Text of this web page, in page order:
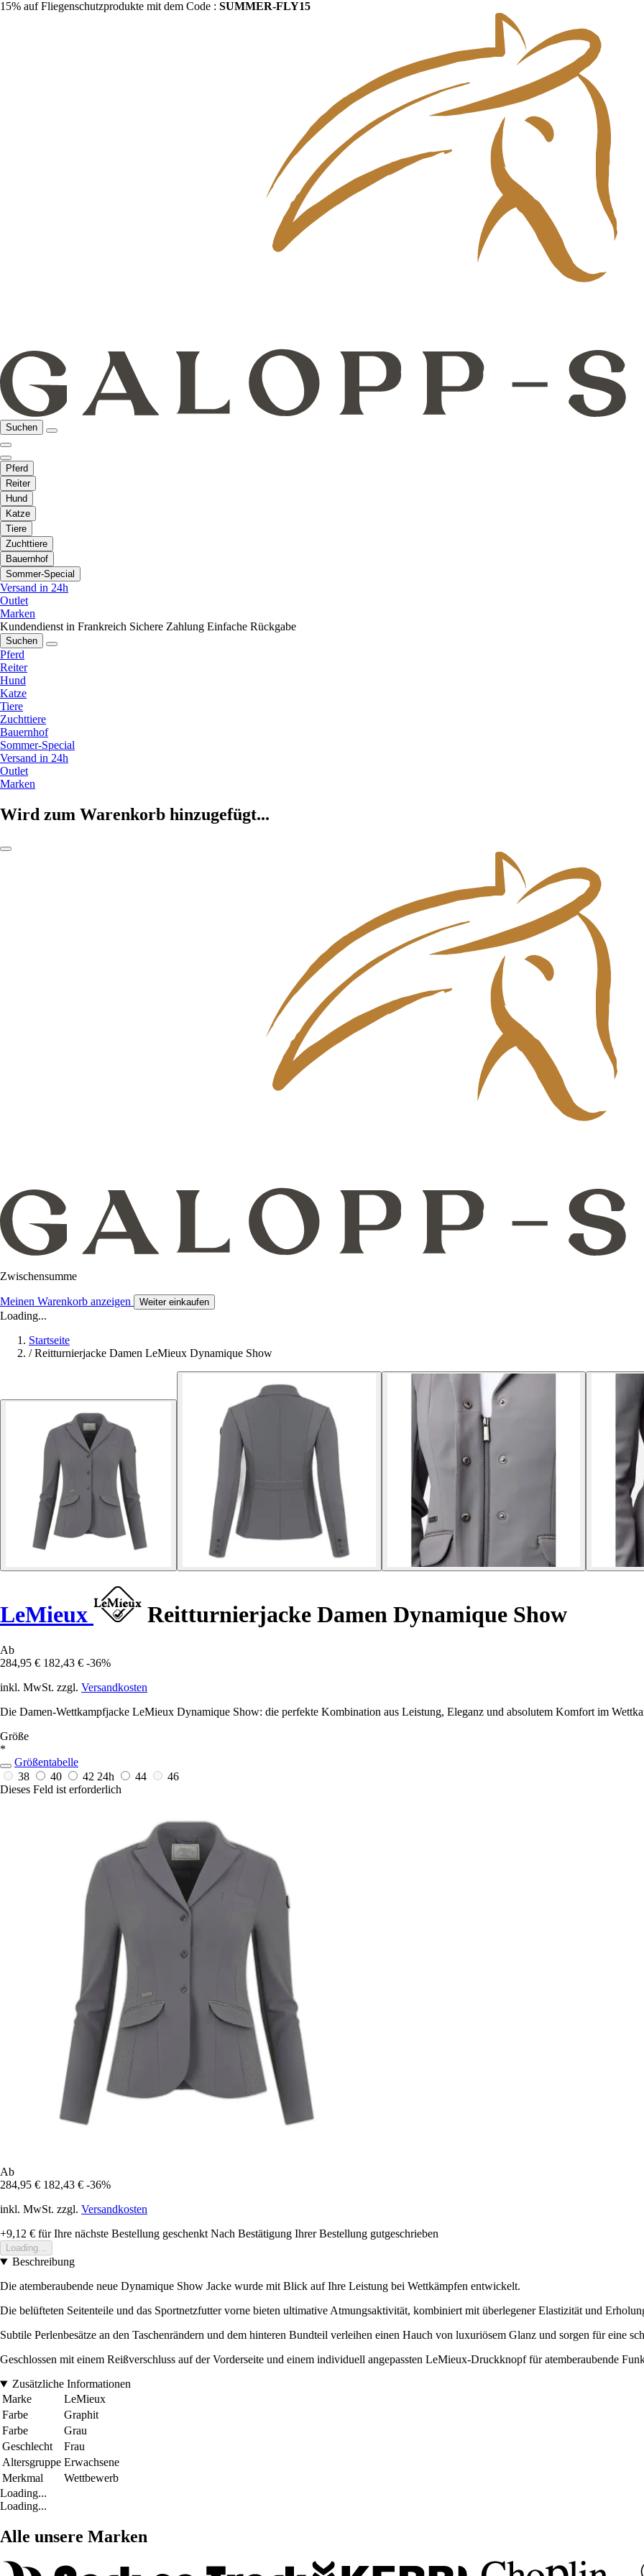
15% auf Fliegenschutzprodukte mit dem Code : SUMMER-FLY15
Suchen
Pferd
Reiter
Hund
Katze
Tiere
Zuchttiere
Bauernhof
Sommer-Special
Versand in 24h
Outlet
Marken
Kundendienst in Frankreich Sichere Zahlung Einfache Rückgabe
Suchen
Pferd
Reiter
Hund
Katze
Tiere
Zuchttiere
Bauernhof
Sommer-Special
Versand in 24h
Outlet
Marken
Wird zum Warenkorb hinzugefügt...
Zwischensumme
Meinen Warenkorb anzeigen Weiter einkaufen
Loading...
Startseite
/ Reitturnierjacke Damen LeMieux Dynamique Show
LeMieux Reitturnierjacke Damen Dynamique Show
Ab
284,95 € 182,43 € -36%
inkl. MwSt. zzgl. Versandkosten
Die Damen-Wettkampfjacke LeMieux Dynamique Show: die perfekte Kombination aus Leistung, Eleganz und absolutem Komfort im
Größe
*
Größentabelle
38
40 42 24h 44
46
Dieses Feld ist erforderlich
Ab
284,95 € 182,43 € -36%
inkl. MwSt. zzgl. Versandkosten
+9,12 € für Ihre nächste Bestellung geschenkt Nach Bestätigung Ihrer Bestellung gutgeschrieben
Loading...
Beschreibung
Die atemberaubende neue Dynamique Show Jacke wurde mit Blick auf Ihre Leistung bei Wettkämpfen entwickelt.
Die belüfteten Seitenteile und das Sportnetzfutter vorne bieten ultimative Atmungsaktivität, kombiniert mit überlegener Elastizität und
Subtile Perlenbesätze an den Taschenrändern und dem hinteren Bundteil verleihen einen Hauch von luxuriösem Glanz und sorgen für eine
Geschlossen mit einem Reißverschluss auf der Vorderseite und einem individuell angepassten LeMieux-Druckknopf für atemberaubende
Zusätzliche Informationen
Marke
LeMieux
Farbe
Graphit
Farbe
Grau
Geschlecht
Frau
Altersgruppe Erwachsene
Merkmal
Wettbewerb
Loading...
Loading...
Alle unsere Marken